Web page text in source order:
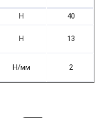
H
40
H 13
Н/мм 2